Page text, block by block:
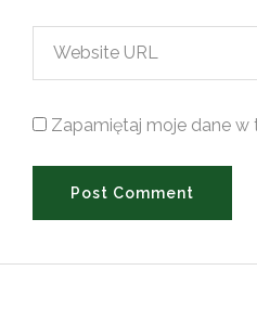
Zapamiętaj moje dane w